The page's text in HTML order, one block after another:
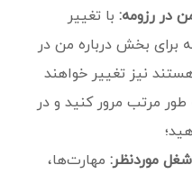
در رزومه: با تغییر
برای بخش درباره‌ من در
نیز تغییر خواهند
مرتب مرور کنید و در
موردنظر: مهارت‌ها،